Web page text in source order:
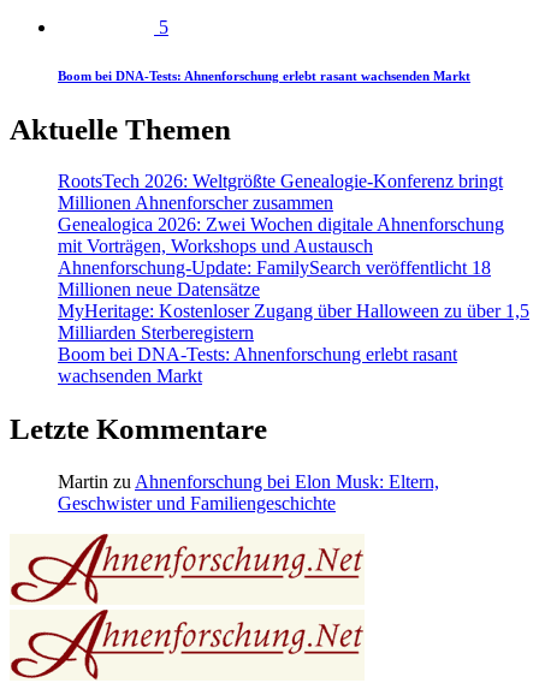
5
Boom bei DNA-Tests: Ahnenforschung erlebt rasant wachsenden Markt
Aktuelle Themen
RootsTech 2026: Weltgrößte Genealogie-Konferenz bringt
Millionen Ahnenforscher zusammen
Genealogica 2026: Zwei Wochen digitale Ahnenforschung
mit Vorträgen, Workshops und Austausch
Ahnenforschung-Update: FamilySearch veröffentlicht 18
Millionen neue Datensätze
MyHeritage: Kostenloser Zugang über Halloween zu über 1,5
Milliarden Sterberegistern
Boom bei DNA-Tests: Ahnenforschung erlebt rasant
wachsenden Markt
Letzte Kommentare
Martin zu Ahnenforschung bei Elon Musk: Eltern,
Geschwister und Familiengeschichte